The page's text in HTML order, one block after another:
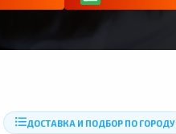
ДОСТАВКА И ПОДБОР ПО ГОРОДУ